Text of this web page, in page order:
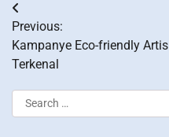
Post
navigation
Previous:
Kampanye Eco-friendly Artis
Terkenal
Search
for: